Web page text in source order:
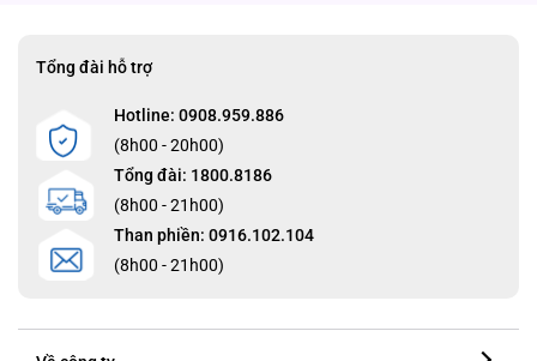
Tổng đài hỗ trợ
Hotline: 0908.959.886
(8h00 - 20h00)
Tổng đài: 1800.8186
(8h00 - 21h00)
Than phiền: 0916.102.104
(8h00 - 21h00)